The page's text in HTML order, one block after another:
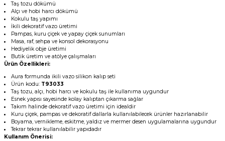
Taş tozu dökümü
Alçı ve hobi harcı dökümü
Kokulu taş yapımı
İkili dekoratif vazo üretimi
Pampas, kuru çiçek ve yapay çiçek sunumları
Masa, raf, sehpa ve konsol dekorasyonu
Hediyelik obje üretimi
Butik üretim ve atölye çalışmaları
Ürün Özellikleri:
Aura formunda ikili vazo silikon kalıp seti
Ürün kodu: T93033
Taş tozu, alçı, hobi harcı ve kokulu taş ile kullanıma uygundur
Esnek yapısı sayesinde kolay kalıptan çıkarma sağlar
Takım halinde dekoratif vazo üretimi için idealdir
Kuru çiçek, pampas ve dekoratif dallarla kullanılabilecek ürünler hazırlanabilir
Boyama, vernikleme, eskitme, yaldız ve mermer desen uygulamalarına uygundur
Tekrar tekrar kullanılabilir yapıdadır
Kullanım Önerisi: